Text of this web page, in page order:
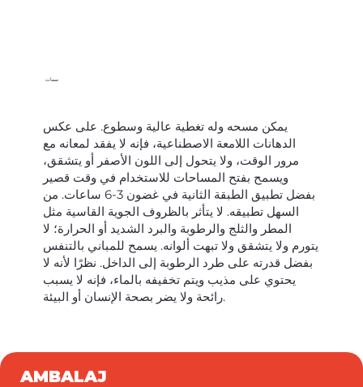
سمات
يمكن مسحه وله تغطية عالية وسطوع. على عكس
الدهانات اللامعة الاصطناعية، فإنه لا يفقد لمعانه مع
مرور الوقت، ولا يتحول إلى اللون الأصفر أو يتشقق،
ويسمح بفتح المساحات للاستخدام في وقت قصير
بفضل تطبيق الطبقة الثانية في غضون 3-6 ساعات. من
السهل تطبيقه. لا يتأثر بالظروف الجوية القاسية مثل
المطر والثلج والرطوبة والبرد الشديد أو الحرارة؛ لا
يتورم ولا يتشقق ولا تبهت ألوانه. يسمح للمباني بالتنفس
بفضل قدرته على طرد الرطوبة إلى الداخل. نظرًا لأنه لا
يحتوي على مذيب ويتم تخفيفه بالماء، فإنه لا يسبب
رائحة ولا يضر بصحة الإنسان أو البيئة.
AMBALAJ